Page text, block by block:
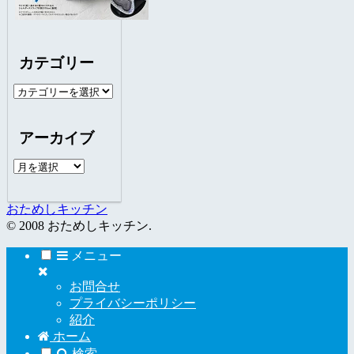
カテゴリー
カ
リ
ー
アーカイブ
ア
カ
イ
ブ
おためしキッチン
© 2008 おためしキッチン.
メニュー
お問合せ
プライバシーポリシー
紹介
ホーム